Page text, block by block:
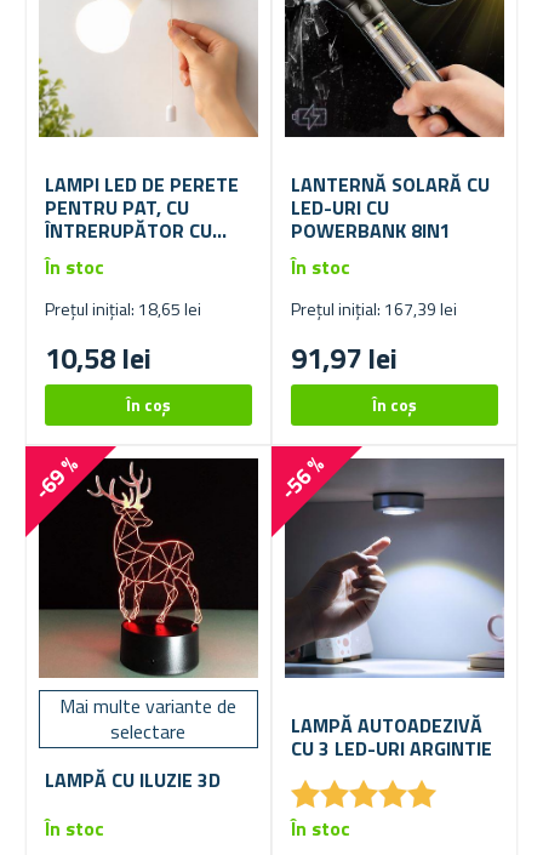
LAMPI LED DE PERETE
PENTRU PAT, CU
ÎNTRERUPĂTOR CU
ȘNUR
Prețul inițial: 18,65 lei
10,58 lei
În stoc
LANTERNĂ SOLARĂ CU
LED-URI CU
POWERBANK 8IN1
Prețul inițial: 167,39 lei
91,97 lei
În stoc
-69 %
Mai multe variante de
selectare
LAMPĂ CU ILUZIE 3D
În stoc
-56 %
LAMPĂ AUTOADEZIVĂ
CU 3 LED-URI ARGINTIE
★★★★★
★★★★★
În stoc